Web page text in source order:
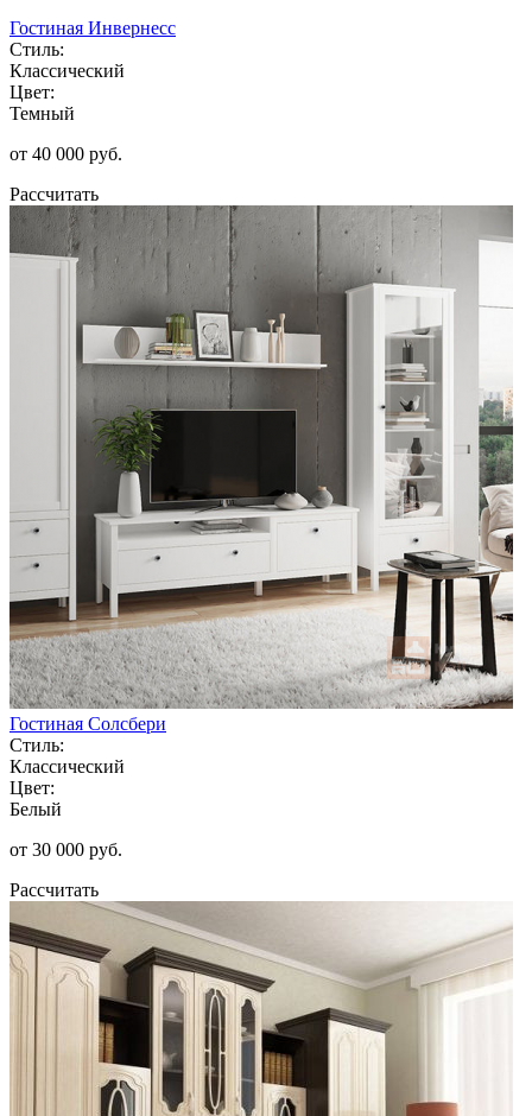
Гостиная Инвернесс
Стиль:
Классический
Цвет:
Темный
от 40 000 руб.
Рассчитать
Гостиная Солсбери
Стиль:
Классический
Цвет:
Белый
от 30 000 руб.
Рассчитать